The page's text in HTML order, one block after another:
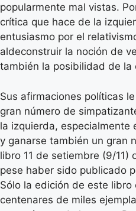
popularmente mal vistas.
crítica que hace de la
entusiasmo por el
aldeconstruir la noción de
también la posibilidad de la
Sus afirmaciones políticas
gran número de
la izquierda, especialmente
y ganarse también un gran
libro 11 de setiembre (9/11)
pese haber sido publicado
Sólo la edición de este libro
centenares de miles